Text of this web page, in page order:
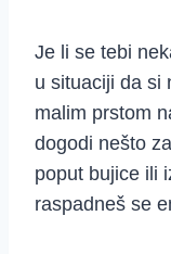
Je li se tebi
u situaciji da si
malim prstom
dogodi nešto
poput bujice ili
raspadneš se